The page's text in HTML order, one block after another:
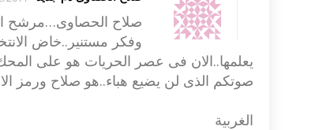
صلاح الحصاوى…مرشح
وفكر مستنير..خاض
يعلمها..الان فى عصر الحريات هو على
صوتكم الذى لن يضيع هباء..هو صلاح ورمز
كفر الزيات
الغربية